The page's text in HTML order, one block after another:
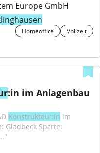
Europe GmbH
Homeoffice Vollzeit
:in im Anlagenbau
Konstrukteur:in im
Gladbeck Sparte: